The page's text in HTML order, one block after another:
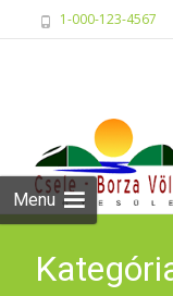
1-000-123-4567
Menu